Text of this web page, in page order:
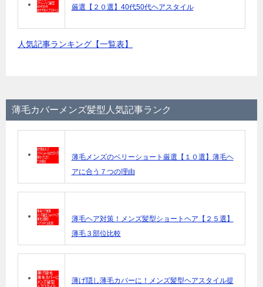
厳選【２０選】40代50代ヘアスタイル
人気記事ランキング【一覧表】
薄毛カバーメンズ髪型人気記事ランク
薄毛メンズのベリーショート厳選【１０選】薄毛ヘ
アに合う７つの理由
薄毛ヘア対策！メンズ髪型ショートヘア【２５選】
薄毛３部位比較
薄げ隠し薄毛カバーに！メンズ髪型ヘアスタイル提